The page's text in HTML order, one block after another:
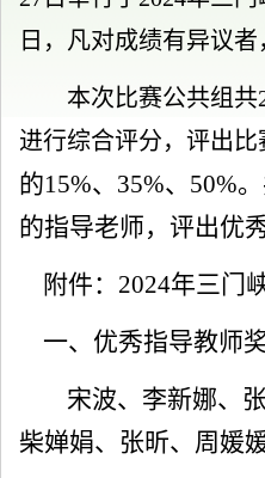
日，凡对成绩有异议
本次比赛公共组 共
进行综合评分，评出
的15%、 35%、 50%
的指导老师，评出优
附件： 2024年三门
一、 优秀指导教师
宋波、李新娜、张
柴婵娟、张昕、周媛